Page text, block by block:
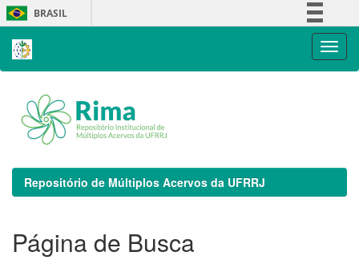
Skip
navigation
BRASIL
Repositório de Múltiplos Acervos da UFRRJ
Página de Busca